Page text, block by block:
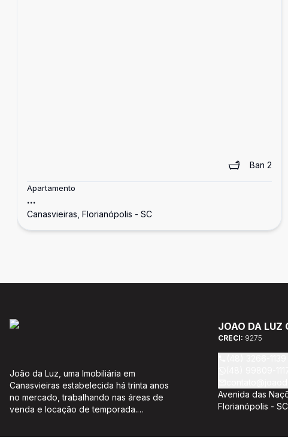
Ban 2
Apartamento
...
Canasvieiras, Florianópolis - SC
João da Luz, uma Imobiliária em
Canasvieiras estabelecida há trinta anos
no mercado, trabalhando nas áreas de
venda e locação de temporada.
JOAO DA LUZ
CRECI: 9275
Avenida das
Florianópolis -